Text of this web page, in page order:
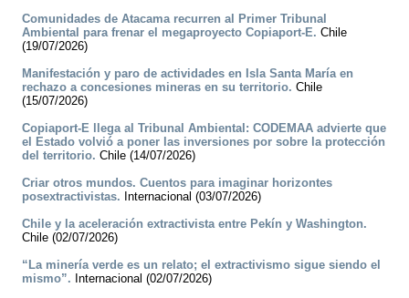
Comunidades de Atacama recurren al Primer Tribunal
Ambiental para frenar el megaproyecto Copiaport-E. Chile
(19/07/2026)
Manifestación y paro de actividades en Isla Santa María en
rechazo a concesiones mineras en su territorio. Chile
(15/07/2026)
Copiaport-E llega al Tribunal Ambiental: CODEMAA advierte que
el Estado volvió a poner las inversiones por sobre la protección
del territorio. Chile (14/07/2026)
Criar otros mundos. Cuentos para imaginar horizontes
posextractivistas. Internacional (03/07/2026)
Chile y la aceleración extractivista entre Pekín y Washington.
Chile (02/07/2026)
“La minería verde es un relato; el extractivismo sigue siendo el
mismo”. Internacional (02/07/2026)